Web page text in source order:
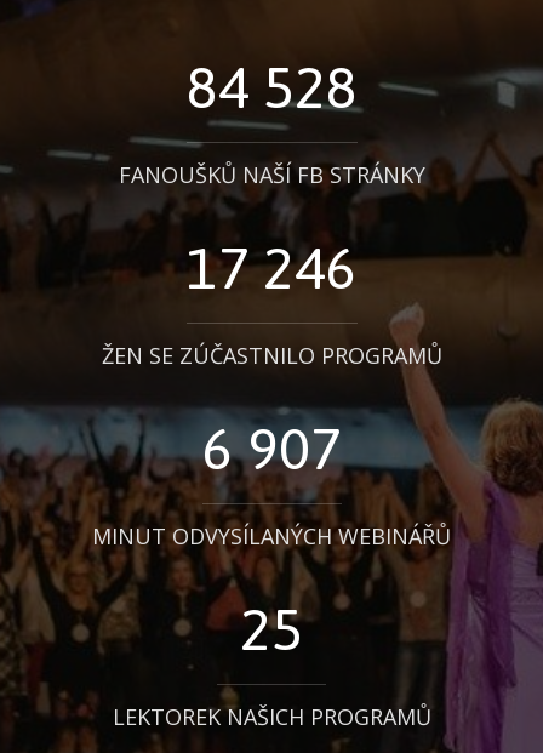
84 528
FANOUŠKŮ NAŠÍ FB STRÁNKY
17 246
ŽEN SE ZÚČASTNILO PROGRAMŮ
6 907
MINUT ODVYSÍLANÝCH WEBINÁŘŮ
25
LEKTOREK NAŠICH PROGRAMŮ